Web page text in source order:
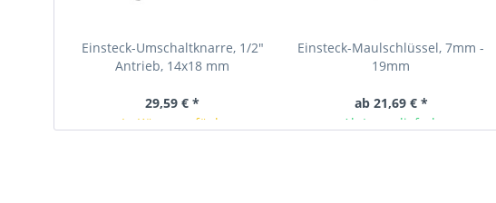
Einsteck-Umschaltknarre, 1/2"
Antrieb, 14x18 mm
29,59 € *
In Kürze verfügbar
Einsteck-Maulschlüssel, 7mm -
19mm
ab 21,69 € *
Ab Lager lieferbar